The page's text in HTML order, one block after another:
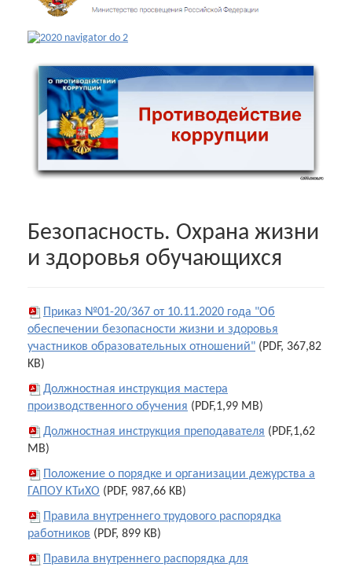
Безопасность. Охрана жизни
и здоровья обучающихся
Приказ №01-20/367 от 10.11.2020 года "Об
обеспечении безопасности жизни и здоровья
участников образовательных отношений" (PDF, 367,82
KB)
Должностная инструкция мастера
производственного обучения (PDF,1,99 MB)
Должностная инструкция преподавателя (PDF,1,62
MB)
Положение о порядке и организации дежурства а
ГАПОУ КТиХО (PDF, 987,66 KB)
Правила внутреннего трудового распорядка
работников (PDF, 899 KB)
Правила внутреннего распорядка для